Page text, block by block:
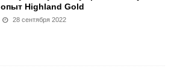
опыт Highland Gold
28 сентября 2022